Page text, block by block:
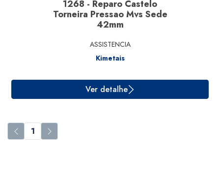
Ver detalhe
1268 - Reparo Castelo
Torneira Pressao Mvs Sede
42mm
ASSISTENCIA
Kimetais
1